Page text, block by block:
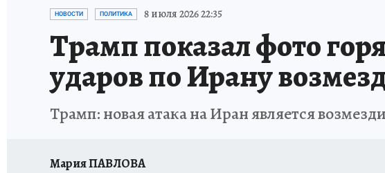
ИСПЫТАНО НА СЕБЕ
НОВОСТИ ПОЛИТИКА 8 июля 2026 22:35
Трамп показал фото
ударов по Ирану
Трамп: новая атака на Иран является
Мария ПАВЛОВА